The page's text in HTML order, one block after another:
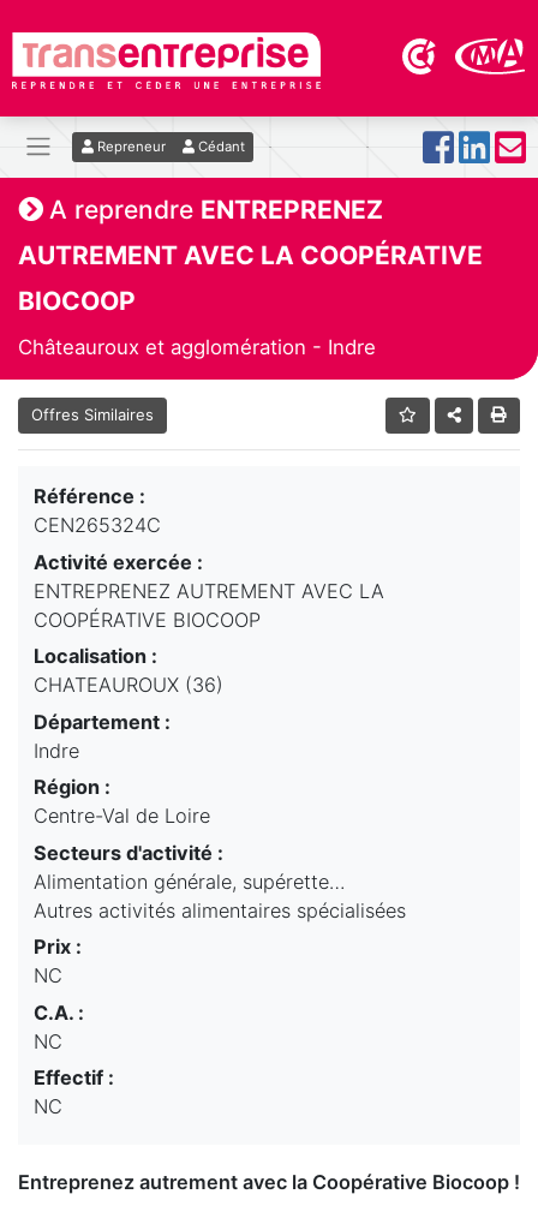
Repreneur Cédant
A reprendre ENTREPRENEZ
AUTREMENT AVEC LA COOPÉRATIVE
BIOCOOP
Châteauroux et agglomération - Indre
Offres Similaires
Référence :
CEN265324C
Activité exercée :
ENTREPRENEZ AUTREMENT AVEC LA
COOPÉRATIVE BIOCOOP
Localisation :
CHATEAUROUX (36)
Département :
Indre
Région :
Centre-Val de Loire
Secteurs d'activité :
Alimentation générale, supérette…
Autres activités alimentaires spécialisées
Prix :
NC
C.A. :
NC
Effectif :
NC
Entreprenez autrement avec la Coopérative Biocoop !